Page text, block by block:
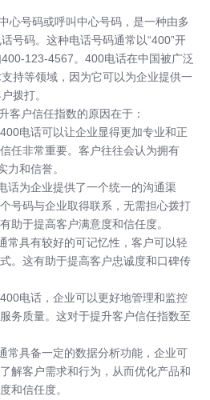
心号码或呼叫中心号码，是一种由多
号码。这种电话号码通常以“400”开
123-4567。400电话在中国被广泛
持等领域，因为它可以为企业提供一
拨打。
客户信任指数的原因在于：
400电话可以让企业显得更加专业和正
任非常重要。客户往往会认为拥有
力和信誉。
话为企业提供了一个统一的沟通渠
号码与企业取得联系，无需担心拨打
助于提高客户满意度和信任度。
常具有较好的可记忆性，客户可以轻
。这有助于提高客户忠诚度和口碑传
电话，企业可以更好地管理和监控
务质量。这对于提升客户信任指数至
常具备一定的数据分析功能，企业可
解客户需求和行为，从而优化产品和
和信任度。